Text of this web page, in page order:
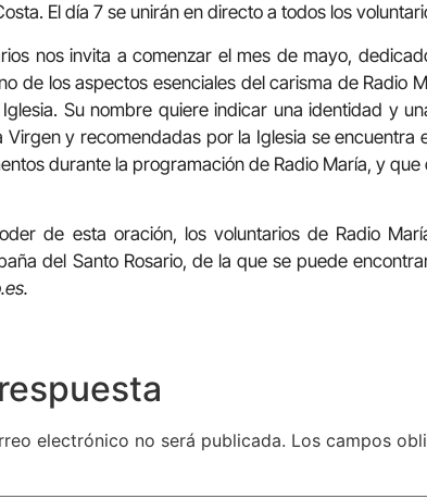
El día 7 se unirán en directo a todos los
nos invita a comenzar el mes de mayo,
de los aspectos esenciales del carisma de Radio
Su nombre quiere indicar una identidad y
Virgen y recomendadas por la Iglesia se encuentra
durante la programación de Radio María, y
de esta oración, los voluntarios de Radio
del Santo Rosario, de la que se puede
electrónico no será publicada. Los campos